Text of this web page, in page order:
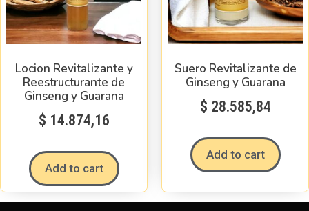
Locion Revitalizante y
Reestructurante de
Ginseng y Guarana
$ 14.874,16
Add to cart
Suero Revitalizante de
Ginseng y Guarana
$ 28.585,84
Add to cart